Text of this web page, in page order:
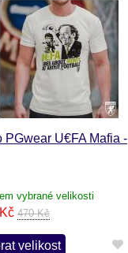
PGwear U€FA Mafia -
vybrané velikosti
470 Kč
velikost